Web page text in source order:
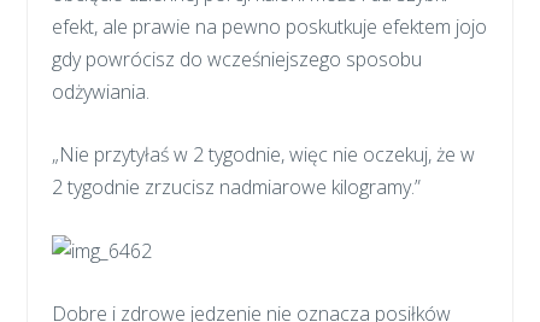
efekt, ale prawie na pewno poskutkuje efektem jojo
gdy powrócisz do wcześniejszego sposobu
odżywiania.
„Nie przytyłaś w 2 tygodnie, więc nie oczekuj, że w
2 tygodnie zrzucisz nadmiarowe kilogramy.”
Dobre i zdrowe jedzenie nie oznacza posiłków